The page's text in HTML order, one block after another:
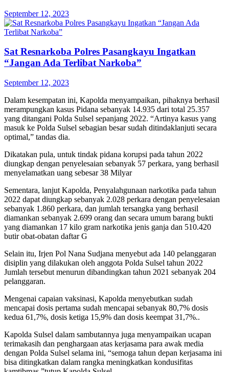
September 12, 2023
Sat Resnarkoba Polres Pasangkayu Ingatkan
“Jangan Ada Terlibat Narkoba”
September 12, 2023
Dalam kesempatan ini, Kapolda menyampaikan, pihaknya berhasil
merampungkan kasus Pidana sebanyak 14.935 dari total 25.357
yang ditangani Polda Sulsel sepanjang 2022. “Artinya kasus yang
masuk ke Polda Sulsel sebagian besar sudah ditindaklanjuti secara
optimal,” tandas dia.
Dikatakan pula, untuk tindak pidana korupsi pada tahun 2022
diungkap dengan penyelesaian sebanyak 57 perkara, yang berhasil
menyelamatkan uang sebesar 38 Milyar
Sementara, lanjut Kapolda, Penyalahgunaan narkotika pada tahun
2022 dapat diungkap sebanyak 2.028 perkara dengan penyelesaian
sebanyak 1.860 perkara, dan jumlah tersangka yang berhasil
diamankan sebanyak 2.699 orang dan secara umum barang bukti
yang diamankan 17 kilo gram narkotika jenis ganja dan 510.420
butir obat-obatan daftar G
Selain itu, Irjen Pol Nana Sudjana menyebut ada 140 pelanggaran
disiplin yang dilakukan oleh anggota Polda Sulsel tahun 2022
Jumlah tersebut menurun dibandingkan tahun 2021 sebanyak 204
pelanggaran.
Mengenai capaian vaksinasi, Kapolda menyebutkan sudah
mencapai dosis pertama sudah mencapai sebanyak 80,7% dosis
kedua 61,7%, dosis ketiga 15,9% dan dosis keempat 31,7%..
Kapolda Sulsel dalam sambutannya juga menyampaikan ucapan
terimakasih dan penghargaan atas kerjasama para awak media
dengan Polda Sulsel selama ini, “semoga tahun depan kerjasama ini
bisa ditingkatkan dalam rangka meningkatkan kondusifitas